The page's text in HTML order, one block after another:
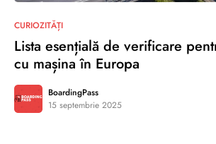
CURIOZITĂȚI
Lista esențială de verificare
cu mașina în Europa
BoardingPass
15 septembrie 2025